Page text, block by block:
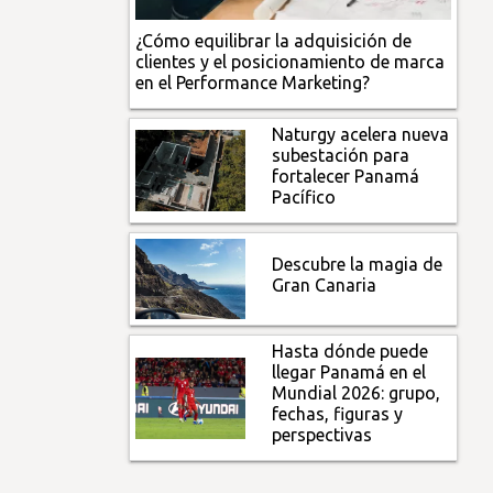
¿Cómo equilibrar la adquisición de
clientes y el posicionamiento de marca
en el Performance Marketing?
Naturgy acelera nueva
subestación para
fortalecer Panamá
Pacífico
Descubre la magia de
Gran Canaria
Hasta dónde puede
llegar Panamá en el
Mundial 2026: grupo,
fechas, figuras y
perspectivas